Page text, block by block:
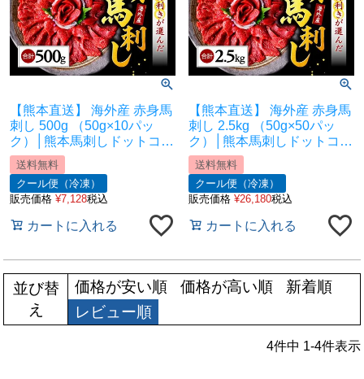
【熊本直送】 海外産 赤身馬
刺し 500g （50g×10パッ
ク）│熊本馬刺しドットコム
│熊本馬刺し 馬刺し通販 馬
刺し専門店 馬刺しお取り寄
せ 利他フーズ
送料無料
クール便（冷凍）
販売価格 ¥7,128税込
カートに入れる
【熊本直送】 海外産 赤身馬
刺し 2.5kg （50g×50パッ
ク）│熊本馬刺しドットコム
│熊本馬刺し 馬刺し通販 馬
刺し専門店 馬刺しお取り寄
せ 利他フーズ
送料無料
クール便（冷凍）
販売価格 ¥26,180税込
カートに入れる
並び替
え
価格が安い順 価格が高い順
新着順
レビュー順
4件中 1-4件表示